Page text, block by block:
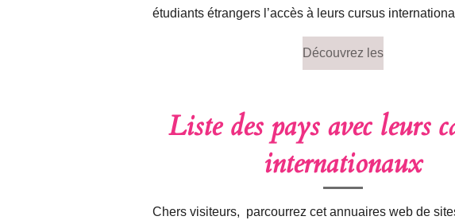
étudiants étrangers l’accès à leurs cursus
Découvrez les
Liste des pays avec leurs
internationaux
Chers visiteurs, parcourrez cet annuaires web de